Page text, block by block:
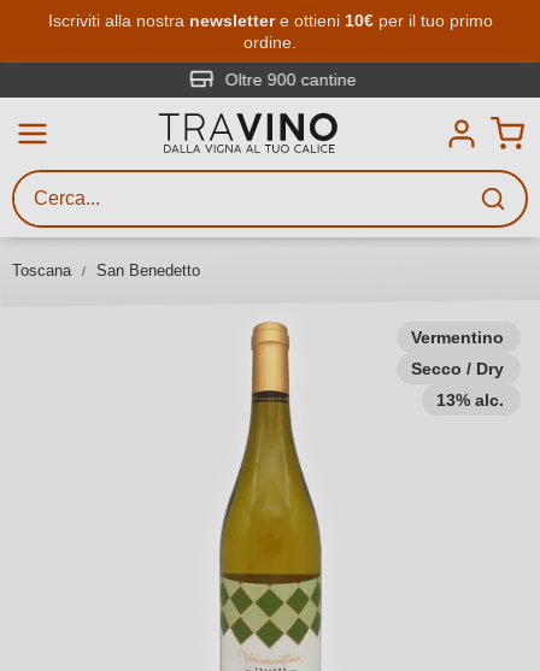
Passa al contenuto principale
Iscriviti alla nostra newslettere ottieni 10€per il tuo primo
ordine.
Oltre 900 cantine
Toscana San Benedetto
Vermentino
Secco / Dry
13% alc.
Ricerca vini
Inserisci almeno 3 caratteri
gusto, occasione, nome del vino,
vitigno, regione, cantina o altri